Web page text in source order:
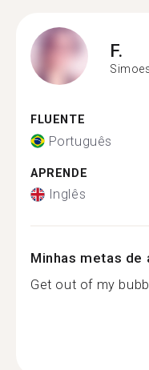
F.
FLUENTE
Português
APRENDE
Inglês
Minhas metas de
Get out of my